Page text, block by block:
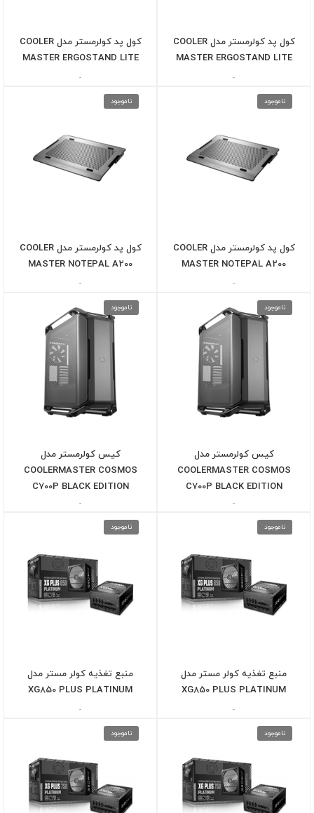
کول پد کولرمستر مدل COOLER
MASTER ERGOSTAND LITE
-
کول پد کولرمستر مدل COOLER
MASTER ERGOSTAND LITE
-
ناموجود
کول پد کولرمستر مدل COOLER
MASTER NOTEPAL A200
-
ناموجود
کول پد کولرمستر مدل COOLER
MASTER NOTEPAL A200
-
ناموجود
کیس کولرمستر مدل
COOLERMASTER COSMOS
C700P BLACK EDITION
-
ناموجود
کیس کولرمستر مدل
COOLERMASTER COSMOS
C700P BLACK EDITION
-
ناموجود
منبع تغذیه کولر مستر مدل
XG850 PLUS PLATINUM
-
ناموجود
منبع تغذیه کولر مستر مدل
XG850 PLUS PLATINUM
-
ناموجود ناموجود